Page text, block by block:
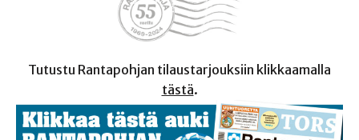
Tutustu Rantapohjan tilaustarjouksiin klikkaamalla
tästä.